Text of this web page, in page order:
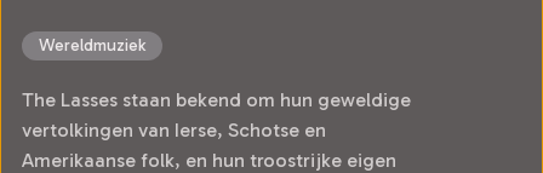
Wereldmuziek
The Lasses staan bekend om hun geweldige
vertolkingen van Ierse, Schotse en
Amerikaanse folk, en hun troostrijke eigen